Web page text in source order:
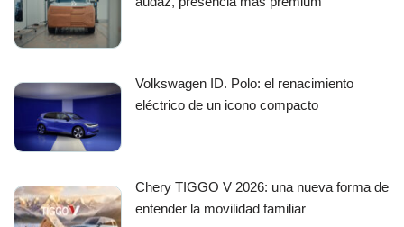
Volkswagen ID. Polo: el renacimiento
eléctrico de un icono compacto
Chery TIGGO V 2026: una nueva forma de
entender la movilidad familiar